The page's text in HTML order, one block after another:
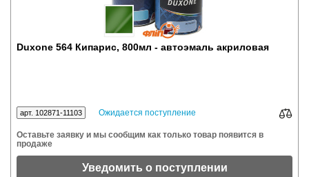
Duxone 564 Кипарис, 800мл - автоэмаль акриловая
арт. 102871-11103 Ожидается поступление
Оставьте заявку и мы сообщим как только товар появится в
продаже
Уведомить о поступлении